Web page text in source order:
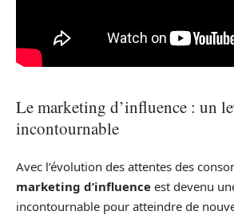
Le marketing d’influence : un
incontournable
Avec l’évolution des attentes des
marketing d’influence est devenu
incontournable pour atteindre de